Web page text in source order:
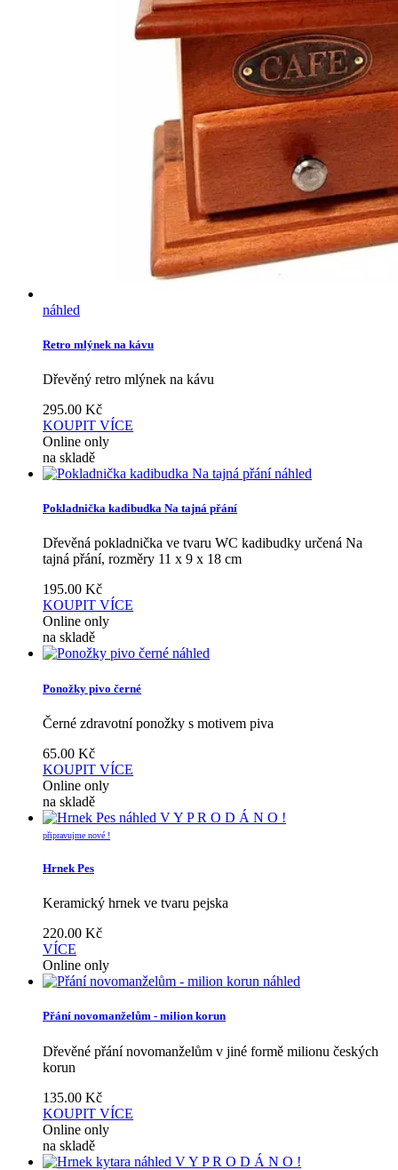
náhled
Retro mlýnek na kávu
Dřevěný retro mlýnek na kávu
295.00 Kč
KOUPIT VÍCE
Online only
na skladě
náhled
Pokladnička kadibudka Na tajná přání
Dřevěná pokladnička ve tvaru WC kadibudky určená Na
tajná přání, rozměry 11 x 9 x 18 cm
195.00 Kč
KOUPIT VÍCE
Online only
na skladě
náhled
Ponožky pivo černé
Černé zdravotní ponožky s motivem piva
65.00 Kč
KOUPIT VÍCE
Online only
na skladě
náhled V Y P R O D Á N O !
připravujme nové !
Hrnek Pes
Keramický hrnek ve tvaru pejska
220.00 Kč
VÍCE
Online only
náhled
Přání novomanželům - milion korun
Dřevěné přání novomanželům v jiné formě milionu českých
korun
135.00 Kč
KOUPIT VÍCE
Online only
na skladě
náhled V Y P R O D Á N O !